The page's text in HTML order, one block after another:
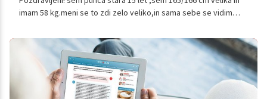
imam 58 kg.meni se to zdi zelo veliko,in sama sebe se vidim
prizadane...